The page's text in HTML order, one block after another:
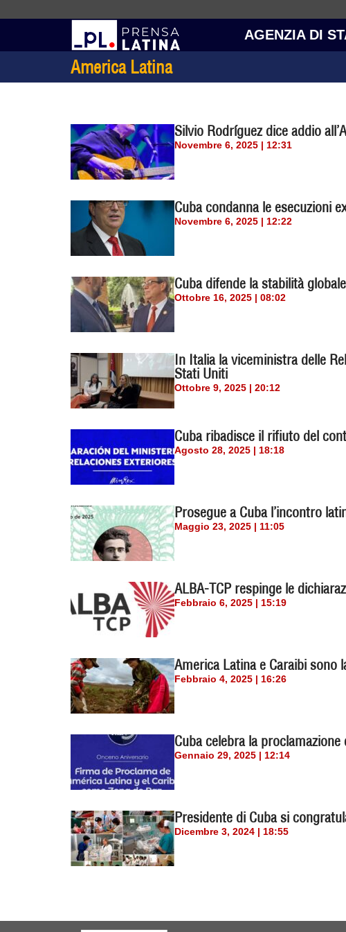
AGENZIA DI
America Latina
Silvio Rodríguez dice addio
Novembre 6, 2025 | 12:31
Cuba condanna le esecuzioni
Novembre 6, 2025 | 12:22
Cuba difende la stabilità
Ottobre 16, 2025 | 08:02
In Italia la viceministra delle
Stati Uniti
Ottobre 9, 2025 | 20:12
Cuba ribadisce il rifiuto del
Agosto 28, 2025 | 18:18
Prosegue a Cuba l’incontro
Maggio 23, 2025 | 11:05
ALBA-TCP respinge le
Febbraio 6, 2025 | 15:19
America Latina e Caraibi sono
Febbraio 4, 2025 | 16:26
Cuba celebra la
Gennaio 29, 2025 | 12:14
Presidente di Cuba si
Dicembre 3, 2024 | 18:55